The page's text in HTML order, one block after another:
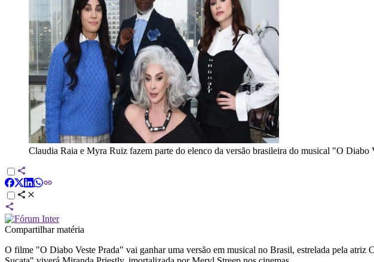
Claudia Raia e Myra Ruiz fazem parte do elenco da versão brasileira do musical "O Diabo
Compartilhar matéria
O filme "O Diabo Veste Prada" vai ganhar uma versão em musical no Brasil, estrelada pela